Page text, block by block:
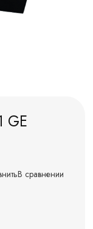
GE
В сравнении